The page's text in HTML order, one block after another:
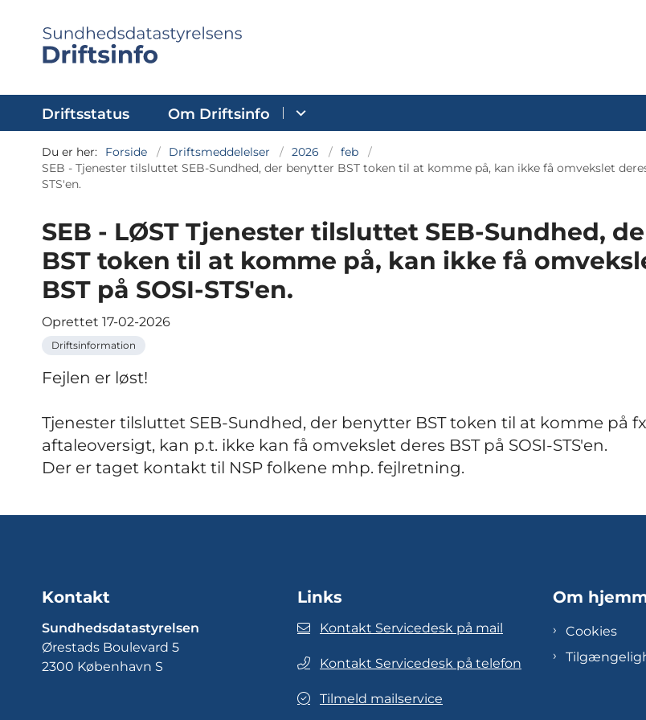
Driftsstatus Om Driftsinfo
Du er her: Forside Driftsmeddelelser 2026
feb
SEB - Tjenester tilsluttet SEB-Sundhed, der benytter BST token til at komme på, kan ikke få omvekslet
STS'en.
SEB - LØST Tjenester tilsluttet SEB-Sundhed,
BST token til at komme på, kan ikke få
BST på SOSI-STS'en.
Oprettet 17-02-2026
Driftsinformation
Fejlen er løst!
Tjenester tilsluttet SEB-Sundhed, der benytter BST token til at komme på
aftaleoversigt, kan p.t. ikke kan få omvekslet deres BST på SOSI-STS'en.
Der er taget kontakt til NSP folkene mhp. fejlretning.
Kontakt
Sundhedsdatastyrelsen
Ørestads Boulevard 5
2300 København S
Links
Kontakt Servicedesk på mail
Kontakt Servicedesk på telefon
Tilmeld mailservice
Om
Cookies